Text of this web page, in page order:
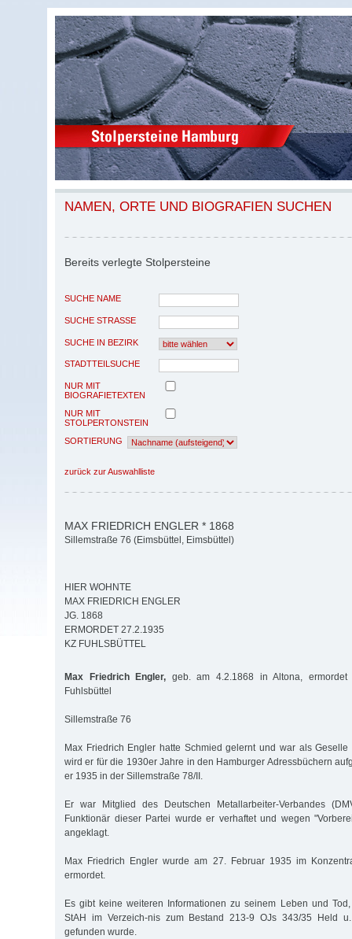
NAMEN, ORTE UND BIOGRAFIEN SUCHEN
Bereits verlegte Stolpersteine
SUCHE NAME
SUCHE STRASSE
SUCHE IN BEZIRK
STADTTEILSUCHE
NUR MIT
BIOGRAFIETEXTEN
NUR MIT
STOLPERTONSTEIN
SORTIERUNG
zurück zur Auswahlliste
MAX FRIEDRICH ENGLER * 1868
Sillemstraße 76 (Eimsbüttel, Eimsbüttel)
HIER WOHNTE
MAX FRIEDRICH ENGLER
JG. 1868
ERMORDET 27.2.1935
KZ FUHLSBÜTTEL
Max Friedrich Engler, geb. am 4.2.1868 in Altona,
Fuhlsbüttel
Sillemstraße 76
Max Friedrich Engler hatte Schmied gelernt und war als
wird er für die 1930er Jahre in den Hamburger Adressbüchern
er 1935 in der Sillemstraße 78/II.
Er war Mitglied des Deutschen Metallarbeiter-Verbandes
Funktionär dieser Partei wurde er verhaftet und wegen
angeklagt.
Max Friedrich Engler wurde am 27. Februar 1935 im
ermordet.
Es gibt keine weiteren Informationen zu seinem Leben und
StAH im Verzeich-nis zum Bestand 213-9 OJs 343/35 Held
gefunden wurde.